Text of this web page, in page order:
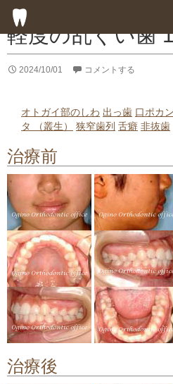
軽度の乱ぐい歯
2024/10/01 コメントする
オトガイ部のしわ 出っ歯 口ポカ
タ （叢生）
狭窄歯列 舌癖 非抜歯
治療前
治療後
成人の歯列矯正
フッ素塗布による虫歯予防
専門的な徹底した歯みがき指導
専門的な虫歯予防の指導
歯周病のための歯列矯正
部分的歯列矯正
顎関節症の治療
料金について